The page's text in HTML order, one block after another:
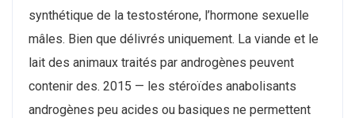
synthétique de la testostérone, l’hormone sexuelle
mâles. Bien que délivrés uniquement. La viande et le
lait des animaux traités par androgènes peuvent
contenir des. 2015 — les stéroïdes anabolisants
androgènes peu acides ou basiques ne permettent